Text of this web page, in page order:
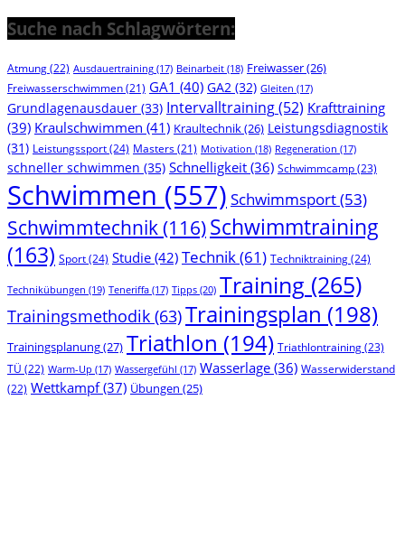
Suche nach Schlagwörtern:
Atmung(22) Ausdauertraining (17) Beinarbeit (18) Freiwasser(26)
Freiwasserschwimmen (21) GA1 (40) GA2 (32) Gleiten (17)
Grundlagenausdauer (33) Intervalltraining(52) Krafttraining
(39) Kraulschwimmen (41) Kraultechnik(26) Leistungsdiagnostik
(31) Leistungssport(24) Masters (21) Motivation (18) Regeneration (17)
schneller schwimmen (35) Schnelligkeit (36) Schwimmcamp(23)
Schwimmen (557) Schwimmsport(53)
Schwimmtechnik(116)Schwimmtraining
(163) Sport(24) Studie (42) Technik(61) Techniktraining(24)
Technikübungen (19) Teneriffa (17) Tipps (20) Training (265)
Trainingsmethodik (63)Trainingsplan (198)
Trainingsplanung(27) Triathlon (194) Triathlontraining(23)
TÜ (22) Warm-Up (17) Wassergefühl (17) Wasserlage (36) Wasserwiderstand
(22) Wettkampf(37) Übungen (25)